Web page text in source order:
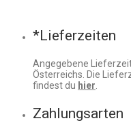
*Lieferzeiten
Angegebene
Österreichs. Die
findest du hier.
Zahlungsarten